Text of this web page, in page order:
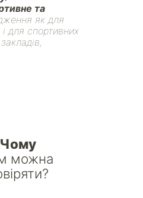
та
як для
для спортивних
Чому
можна